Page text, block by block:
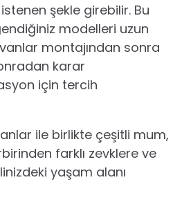
şekle girebilir. Bu
modelleri uzun
montajından sonra
karar
için tercih
ile birlikte çeşitli mum,
farklı zevklere ve
yaşam alanı